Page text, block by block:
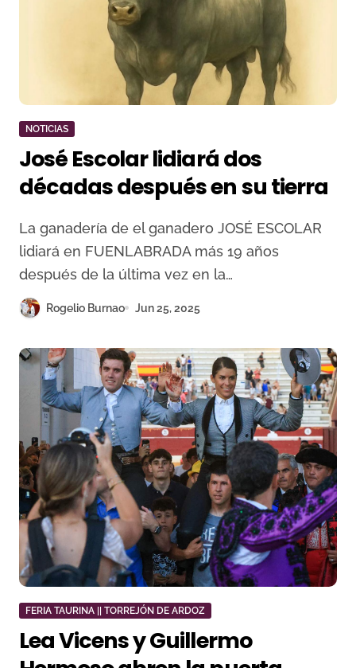
NOTICIAS
José Escolar lidiará dos
décadas después en su tierra
La ganadería de el ganadero JOSÉ ESCOLAR
lidiará en FUENLABRADA más 19 años
después de la última vez en la…
Rogelio Burnao Jun 25, 2025
FERIA TAURINA || TORREJÓN DE ARDOZ
Lea Vicens y Guillermo